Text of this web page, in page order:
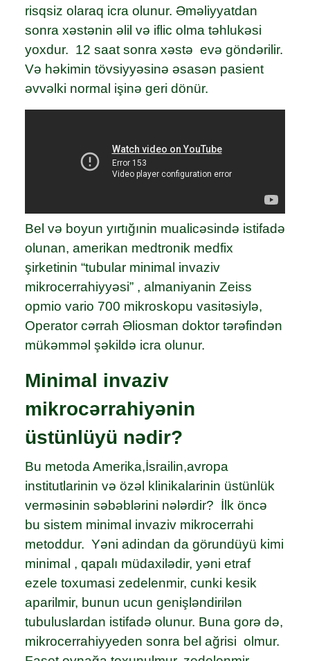
risqsiz olaraq icra olunur. Əməliyyatdan
sonra xəstənin əlil və iflic olma təhlukəsi
yoxdur. 12 saat sonra xəstə evə göndərilir.
Və həkimin tövsiyyəsinə əsasən pasient
əvvəlki normal işinə geri dönür.
Bel və boyun yırtığınin mualicəsində istifadə
olunan, amerikan medtronik medfix
şirketinin “tubular minimal invaziv
mikrocerrahiyyəsi” , almaniyanin Zeiss
opmio vario 700 mikroskopu vasitəsiylə,
Operator cərrah Əliosman doktor tərəfindən
mükəmməl şəkildə icra olunur.
Minimal invaziv
mikrocərrahiyənin
üstünlüyü nədir?
Bu metoda Amerika,İsrailin,avropa
institutlarinin və özəl klinikalarinin üstünlük
verməsinin səbəblərini nələrdir? İlk öncə
bu sistem minimal invaziv mikrocerrahi
metoddur. Yəni adindan da görundüyü kimi
minimal , qapalı müdaxilədir, yəni etraf
ezele toxumasi zedelenmir, cunki kesik
aparilmir, bunun ucun genişləndirilən
tubuluslardan istifadə olunur. Buna gorə də,
mikrocerrahiyyeden sonra bel ağrisi olmur.